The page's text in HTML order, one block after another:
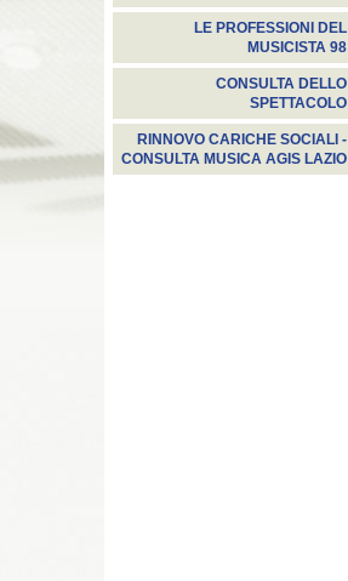
LE PROFESSIONI DEL
MUSICISTA 98
CONSULTA DELLO
SPETTACOLO
RINNOVO CARICHE SOCIALI -
CONSULTA MUSICA AGIS LAZIO